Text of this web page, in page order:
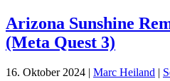
Arizona Sunshine
(Meta Quest 3)
16. Oktober 2024 | Marc Heiland |